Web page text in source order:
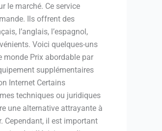
le marché. Ce service
Ils offrent des
l’anglais, l’espagnol,
Voici quelques-uns
monde Prix abordable par
supplémentaires
Internet Certains
techniques ou juridiques
une alternative attrayante à
Cependant, il est important